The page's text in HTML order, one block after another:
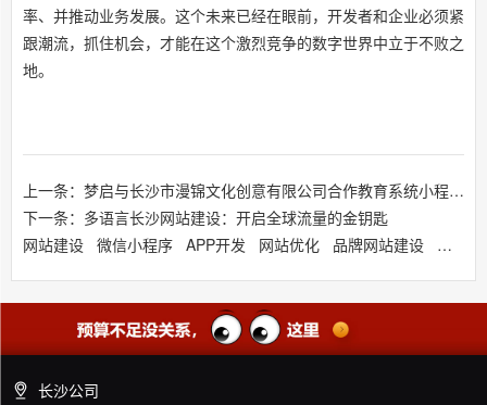
率、并推动业务发展。这个未来已经在眼前，开发者和企业必须紧
跟潮流，抓住机会，才能在这个激烈竞争的数字世界中立于不败之
地。
上一条：梦启与长沙市漫锦文化创意有限公司合作教育系统小程序定制开发项目
下一条：多语言长沙网站建设：开启全球流量的金钥匙
网站建设 微信小程序 APP开发 网站优化 品牌网站建设 响应
长沙公司